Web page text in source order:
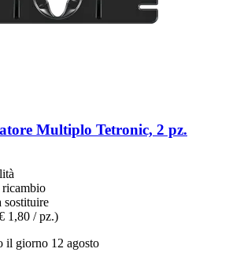
Multiplo Tetronic, 2 pz.
ricambio
sostituire
1,80 / pz.)
il giorno 12 agosto